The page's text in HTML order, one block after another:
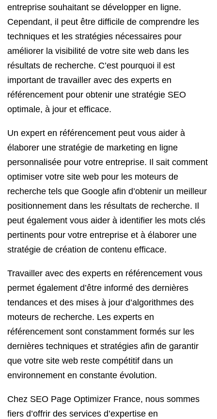
entreprise souhaitant se développer en ligne.
Cependant, il peut être difficile de comprendre les
techniques et les stratégies nécessaires pour
améliorer la visibilité de votre site web dans les
résultats de recherche. C’est pourquoi il est
important de travailler avec des experts en
référencement pour obtenir une stratégie SEO
optimale, à jour et efficace.
Un expert en référencement peut vous aider à
élaborer une stratégie de marketing en ligne
personnalisée pour votre entreprise. Il sait comment
optimiser votre site web pour les moteurs de
recherche tels que Google afin d’obtenir un meilleur
positionnement dans les résultats de recherche. Il
peut également vous aider à identifier les mots clés
pertinents pour votre entreprise et à élaborer une
stratégie de création de contenu efficace.
Travailler avec des experts en référencement vous
permet également d’être informé des dernières
tendances et des mises à jour d’algorithmes des
moteurs de recherche. Les experts en
référencement sont constamment formés sur les
dernières techniques et stratégies afin de garantir
que votre site web reste compétitif dans un
environnement en constante évolution.
Chez SEO Page Optimizer France, nous sommes
fiers d’offrir des services d’expertise en